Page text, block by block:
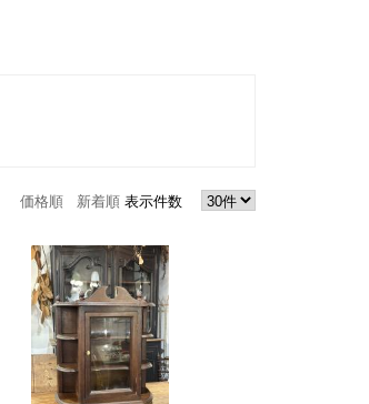
価格順 新着順 表示件数